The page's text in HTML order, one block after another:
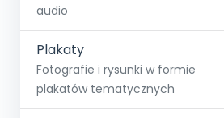
audio
Plakaty
Fotografie i rysunki w formie
plakatów tematycznych